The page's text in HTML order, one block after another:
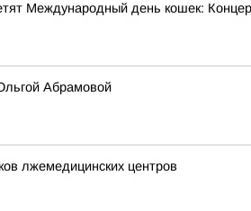
Международный день кошек:
Абрамовой
лжемедицинских центров